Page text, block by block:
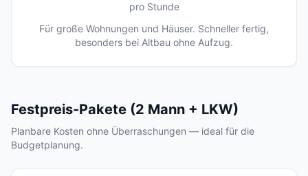
pro Stunde
Für große Wohnungen und Häuser. Schneller fertig,
besonders bei Altbau ohne Aufzug.
Festpreis-Pakete (2 Mann + LKW)
Planbare Kosten ohne Überraschungen — ideal für die
Budgetplanung.